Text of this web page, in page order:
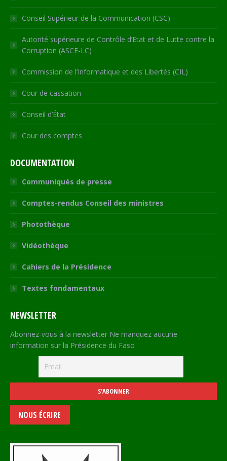
Conseil Supérieur de la Communication (CSC)
Autorité supérieure de Contrôle d’Etat et de Lutte contre la
Corruption (ASCE-LC)
Commission de l’Informatique et des Libertés (CIL)
Cour de cassation
Conseil d’État
Cour des comptes
DOCUMENTATION
Communiqués de presse
Comptes-rendus Conseil des ministres
Photothèque
Vidéothèque
Cahiers de la Présidence
Textes fondamentaux
NEWSLETTER
Abonnez-vous à la newsletter Ne manquez aucune
information sur la Présidence du Faso
NOUS ÉCRIRE